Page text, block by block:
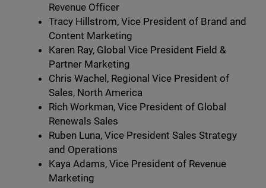
Revenue Officer
Tracy Hillstrom, Vice President of Brand and
Content Marketing
Karen Ray, Global Vice President Field &
Partner Marketing
Chris Wachel, Regional Vice President of
Sales, North America
Rich Workman, Vice President of Global
Renewals Sales
Ruben Luna, Vice President Sales Strategy
and Operations
Kaya Adams, Vice President of Revenue
Marketing